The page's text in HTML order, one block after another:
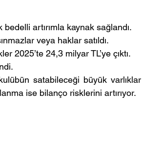
artırımla kaynak sağlandı.
veya haklar satıldı.
2025’te 24,3 milyar TL’ye çıktı.
satabileceği büyük varlıklar
ise bilanço risklerini artırıyor.